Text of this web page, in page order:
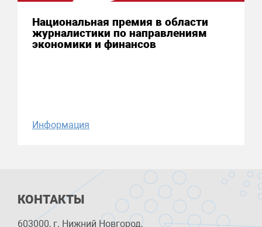
Национальная премия в области
журналистики по направлениям
экономики и финансов
Информация
КОНТАКТЫ
603000, г. Нижний Новгород,